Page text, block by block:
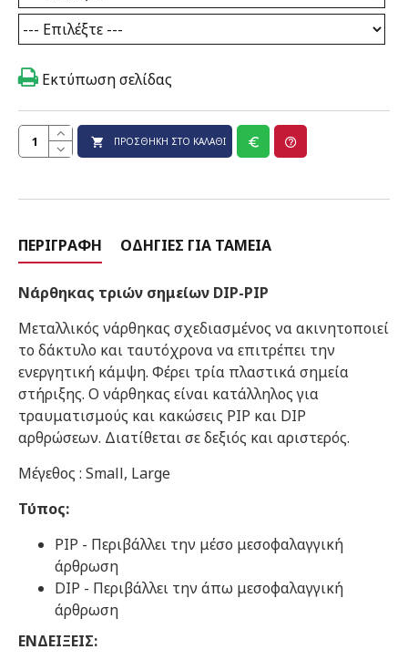
ΠΡΟΣΘΉΚΗ ΣΤΟ ΚΑΛΆΘΙ
Εκτύπωση σελίδας
ΠΕΡΙΓΡΑΦΉ ΟΔΗΓΊΕΣ ΓΙΑ ΤΑΜΕΊΑ
Νάρθηκας τριών σημείων DIP-PIP
Μεταλλικός νάρθηκας σχεδιασμένος να ακινητοποιεί
το δάκτυλο και ταυτόχρονα να επιτρέπει την
ενεργητική κάμψη. Φέρει τρία πλαστικά σημεία
στήριξης. Ο νάρθηκας είναι κατάλληλος για
τραυματισμούς και κακώσεις PIP και DIP
αρθρώσεων. Διατίθεται σε δεξιός και αριστερός.
Μέγεθος : Small, Large
Τύπος:
PIP - Περιβάλλει την μέσο μεσοφαλαγγική
άρθρωση
DIP - Περιβάλλει την άπω μεσοφαλαγγική
άρθρωση
ΕΝΔΕΙΞΕΙΣ: